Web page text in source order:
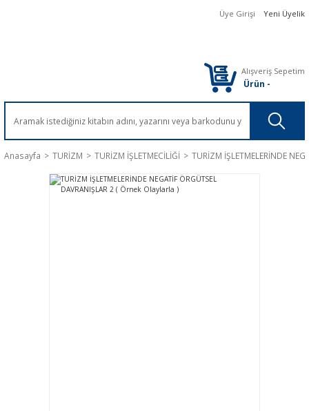
Üye Girişi Yeni Üyelik
Alışveriş Sepetim
Ürün -
Anasayfa TURİZM TURİZM İŞLETMECİLİĞİ TURİZM İŞLETMELERİNDE